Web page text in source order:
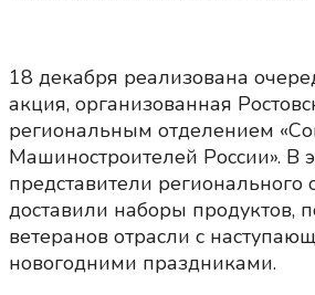
18 декабря реализована
акция, организованная
региональным отделением
Машиностроителей России». В
представители регионального
доставили наборы продуктов,
ветеранов отрасли с
новогодними праздниками.